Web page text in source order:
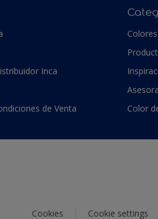
Inca
de Venta
Colores
Color
Cookies Cookie settings